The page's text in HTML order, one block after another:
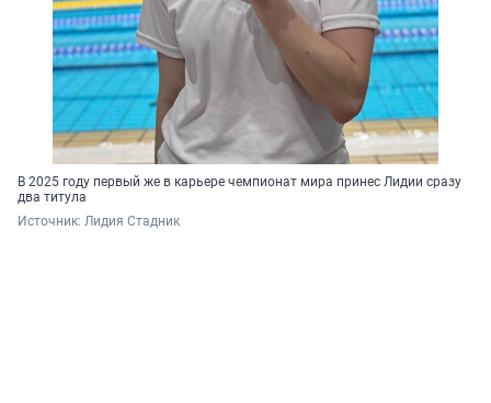
В 2025 году первый же в карьере чемпионат мира принес Лидии сразу
два титула
Источник: Лидия Стадник